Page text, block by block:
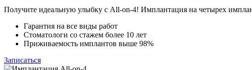
Получите идеальную улыбку с All-on-4! Имплантация на четырех
Гарантия на все виды работ
Стоматологи со стажем более 10 лет
Приживаемость имплантов выше 98%
Записаться